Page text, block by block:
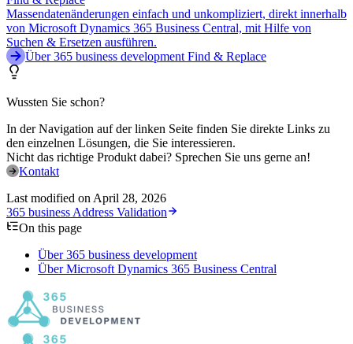
Massendatenänderungen einfach und unkompliziert, direkt innerhalb
von Microsoft Dynamics 365 Business Central, mit Hilfe von
Suchen & Ersetzen ausführen.
Über 365 business development Find & Replace
Wussten Sie schon?
In der Navigation auf der linken Seite finden Sie direkte Links zu
den einzelnen Lösungen, die Sie interessieren.
Nicht das richtige Produkt dabei? Sprechen Sie uns gerne an!
Kontakt
Last modified on April 28, 2026
365 business Address Validation
On this page
Über 365 business development
Über Microsoft Dynamics 365 Business Central